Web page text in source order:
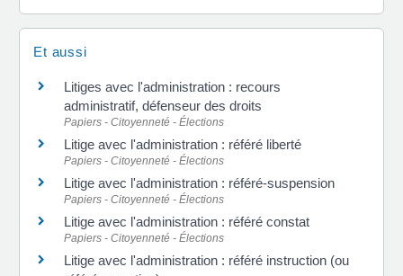
Et aussi
Litiges avec l'administration : recours
administratif, défenseur des droits
Papiers - Citoyenneté - Élections
Litige avec l'administration : référé liberté
Papiers - Citoyenneté - Élections
Litige avec l'administration : référé-suspension
Papiers - Citoyenneté - Élections
Litige avec l'administration : référé constat
Papiers - Citoyenneté - Élections
Litige avec l'administration : référé instruction (ou